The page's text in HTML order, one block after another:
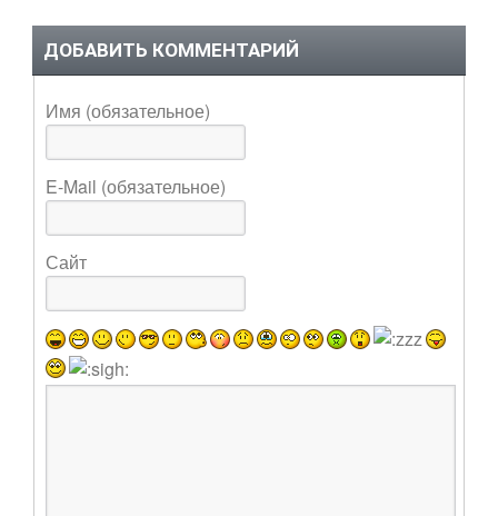
ДОБАВИТЬ КОММЕНТАРИЙ
Имя (обязательное)
E-Mail (обязательное)
Сайт